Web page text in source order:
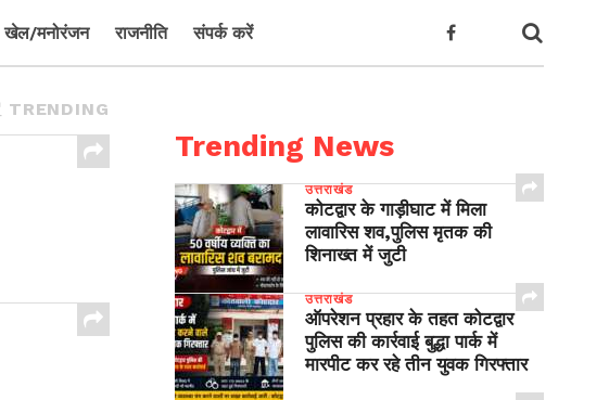
खेल/मनोरंजन राजनीति संपर्क करें
TRENDING
Trending News
उत्तराखंड
कोटद्वार के गाड़ीघाट में मिला
लावारिस शव,पुलिस मृतक की
शिनाख्त में जुटी
उत्तराखंड
ऑपरेशन प्रहार के तहत कोटद्वार
पुलिस की कार्रवाई बुद्धा पार्क में
मारपीट कर रहे तीन युवक गिरफ्तार